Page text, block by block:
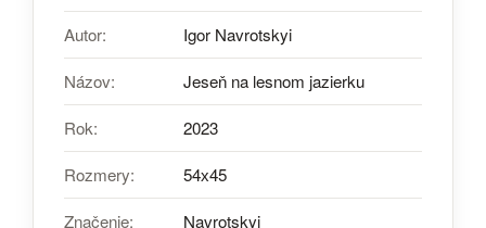
Autor: Igor Navrotskyi
Názov: Jeseň na lesnom jazierku
Rok: 2023
Rozmery: 54х45
Značenie: Navrotskyi